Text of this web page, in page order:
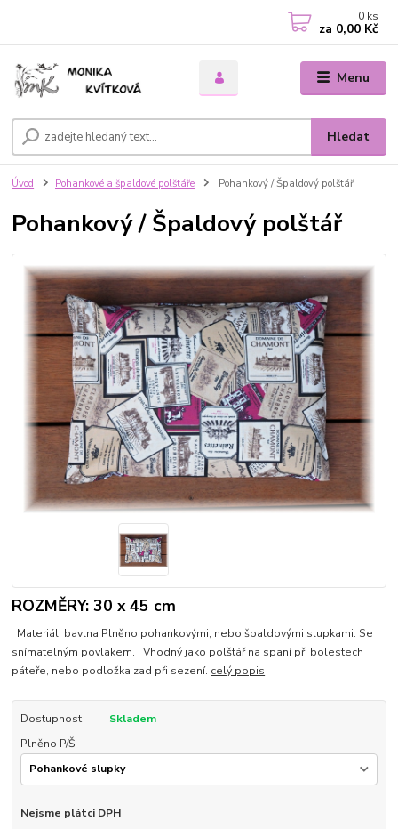
Menu
Hledat
0 ks
za 0,00 Kč
Úvod Pohankové a špaldové polštáře Pohankový / Špaldový polštář
Pohankový / Špaldový polštář
ROZMĚRY: 30 x 45 cm
Materiál: bavlna Plněno pohankovými, nebo špaldovými slupkami. Se
snímatelným povlakem. Vhodný jako polštář na spaní při bolestech
páteře, nebo podložka zad při sezení. celý popis
Dostupnost
Skladem
Plněno P/Š
Nejsme plátci DPH